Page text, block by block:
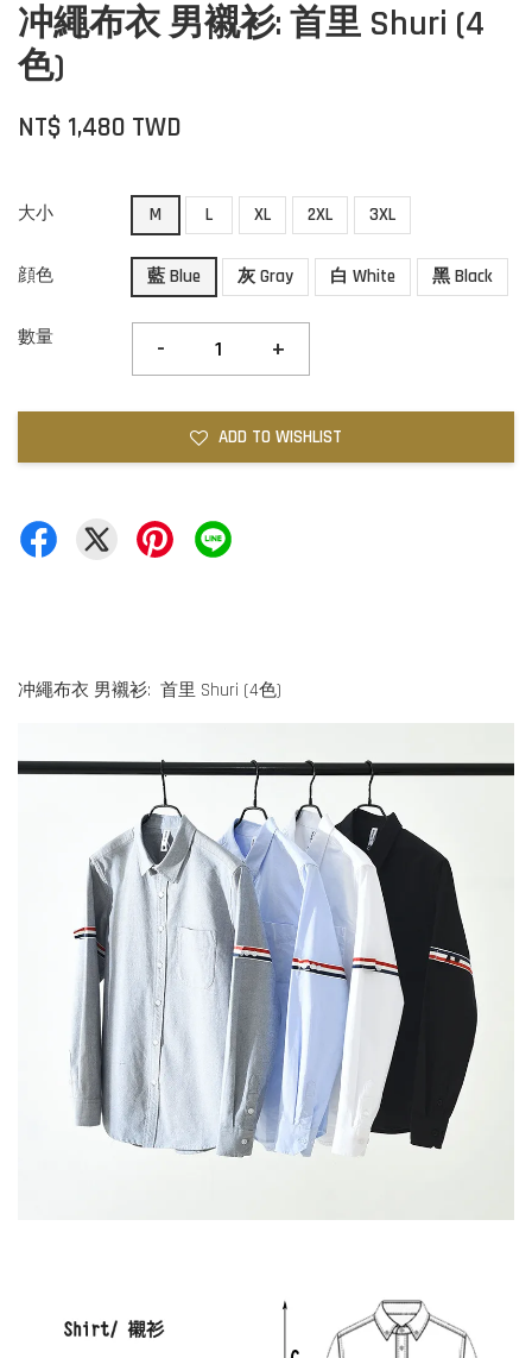
冲繩布衣 男襯衫: 首里 Shuri (4
色)
NT$ 1,480 TWD
大小 M L XL 2XL 3XL
顔色 藍 Blue 灰 Gray 白 White 黑 Black
數量 - +
ADD TO WISHLIST
冲繩布衣 男襯衫: 首里 Shuri (4色)